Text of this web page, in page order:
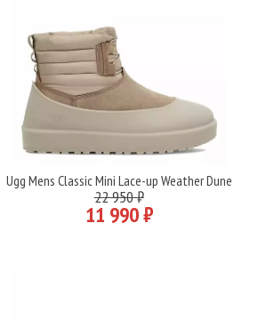
Подробнее
Ugg Mens Classic Mini Lace-up Weather Dune
22 950 ₽
11 990 ₽